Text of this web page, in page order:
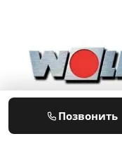
Позвонить